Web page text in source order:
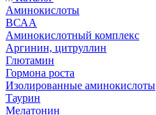
Аминокислоты
ВСАА
Аминокислотный комплекс
Аргинин, цитруллин
Глютамин
Гормона роста
Изолированные аминокислоты
Таурин
Мелатонин